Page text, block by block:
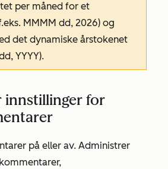
per måned for et
MMMM dd, 2026) og
det dynamiske årstokenet
YYYY).
innstillinger for
på eller av. Administrer